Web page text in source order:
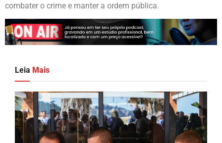
combater o crime e manter a ordem pública.
Leia Mais